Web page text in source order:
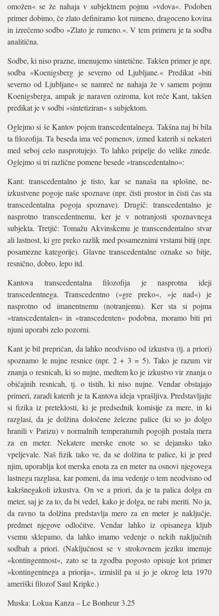
omožen« se že nahaja v subjektnem pojmu »vdova«. Podoben
primer dobimo, če zlato definiramo kot rumeno, dragoceno kovina
in izrečemo sodbo »Zlato je rumeno.«. V tem primeru je ta sodba
analitična.
Sodbe, ki niso prazne, imenujemo sintetične. Takšen primer je npr.
sodba »Koenigsberg je severno od Ljubljane.« Predikat »biti
severno od Ljubljane« se namreč ne nahaja že v samem pojmu
Koenigsberga, ampak je naraven oziroma, kot reče Kant, takšen
predikat je v sodbi »sintetiziran« s subjektom.
Oglejmo si še Kantov pojem transcedentalnega. Takšna naj bi bila
ta filozofija. Ta beseda ima več pomenov, izmed katerih si nekateri
med seboj celo nasprotujejo. To lahko pripelje do velike zmede.
Oglejmo si tri različne pomene besede »transcedentalno«:
Kant: transcedentalno je tisto, kar se nanaša na splošne, ne-
izkustvene pogoje naše spoznave (npr. čisti prostor in čisti čas sta
transcedentalna pogoja spoznave). Drugič: transcedentalno je
nasprotno transcedentnemu, ker je v notranjosti spoznavnega
subjekta. Tretjič: Tomažu Akvinskemu je transcendentalno stvar
ali lastnost, ki gre preko razlik med posameznimi vrstami bitij (npr.
posamezne kategorije). Glavne transcedentalne oznake so bitje,
resnično, dobro, lepo itd.
Kantova transcedentalna filozofija je nasprotna ideji
transcedentnega. Transcedentno (»gre preko«, »je nad«) je
nasprotno od imanentnemu (notranjemu). Ker sta si pojma
»transcedentalen« in »transcedenten« podobna, moramo biti pri
njuni uporabi zelo pozorni.
Kant je bil prepričan, da lahko neodvisno od izkustva (tj. a priori)
spoznamo le nujne resnice (npr. 2 + 3 = 5). Tako je razum vir
znanja o resnicah, ki so nujne, medtem ko je izkustvo vir znanja o
običajnih resnicah, tj. o tistih, ki niso nujne. Vendar obstajajo
primeri, zaradi katerih je ta Kantova ideja vprašljiva. Predstavljajte
si fizika iz preteklosti, ki je predsednik komisije za mere, in ki
razglasi, da je dolžina določene železne palice (ki so jo dolgo
hranili v Parizu) v normalnih temperaturnih pogojih postala mera
za en meter. Nekatere merske enote so se dejansko tako
vpeljevale. Naš fizik tako ve, da se dolžina te palice, ki je pred
njim, uporablja kot merska enota za en meter na osnovi njegovega
lastnega razglasa, kar pomeni, da ima vedenje o tem neodvisno od
kakršnegakoli izkustva. On ve a priori, da je ta palica dolga en
meter, saj je za to, da bi vedel, kako je dolga, ne rabi meriti. No ja,
da ravno ta dolžina predstavlja mero za en meter je naključje,
predmet njegove odločitve. Vendar lahko iz opisanega kljub
vsemu sklepamo, da lahko imamo vedenje o nekih naključnih
sodbah a priori. (Naključnost se v strokovnem jeziku imenuje
»kontingentnost«, zato se ta zgodba pogosto opisuje kot primer
»kontingentnega a priorija«, izmislil pa si jo je okrog leta 1970
ameriški filozof Saul Kripke.)
Muska: Lokua Kanza – Le Bonheur 3.25